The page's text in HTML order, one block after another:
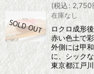
(税込: 2,750
在庫なし
ロクロ成形
赤い色土で
外側には甲
に、シック
東京都江戸